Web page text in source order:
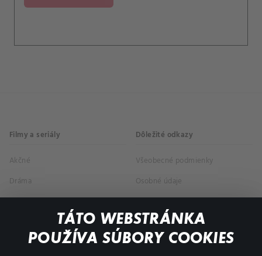
TÁTO WEBSTRÁNKA
POUŽÍVA SÚBORY COOKIES
Filmy a seriály
Akčné
Dráma
Dokumentárne
Dôležité odkazy
Všeobecné podmienky
Osobné údaje